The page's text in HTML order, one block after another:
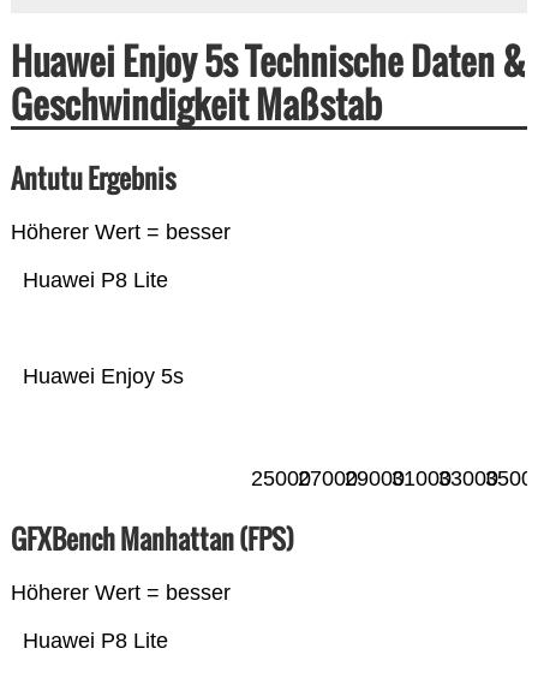
Huawei Enjoy 5s Technische Daten &
Geschwindigkeit Maßstab
Antutu Ergebnis
Höherer Wert = besser
Huawei Enjoy 5s
Huawei P8 Lite
2500027000290003100033000
GFXBench Manhattan (FPS)
Höherer Wert = besser
Huawei P8 Lite